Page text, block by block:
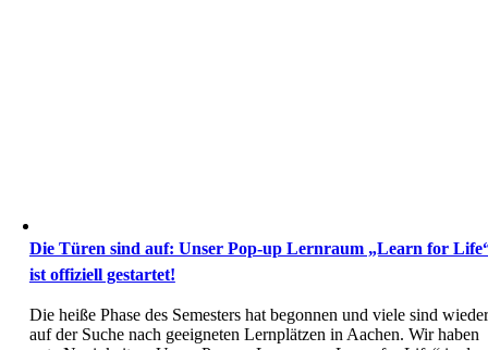
Die Türen sind auf: Unser Pop-up Lernraum „Learn for
ist offiziell gestartet!
Die heiße Phase des Semesters hat begonnen und viele sind wieder
auf der Suche nach geeigneten Lernplätzen in Aachen. Wir haben